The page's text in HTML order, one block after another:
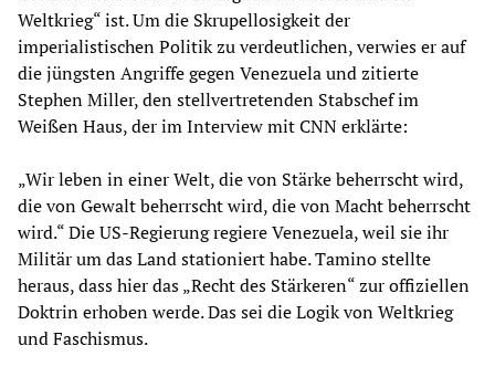
Weltkrieg“ ist. Um die Skrupellosigkeit der
imperialistischen Politik zu verdeutlichen, verwies er auf
die jüngsten Angriffe gegen Venezuela und zitierte
Stephen Miller, den stellvertretenden Stabschef im
Weißen Haus, der im Interview mit CNN erklärte:
„Wir leben in einer Welt, die von Stärke beherrscht wird,
die von Gewalt beherrscht wird, die von Macht beherrscht
wird.“ Die US-Regierung regiere Venezuela, weil sie ihr
Militär um das Land stationiert habe. Tamino stellte
heraus, dass hier das „Recht des Stärkeren“ zur offiziellen
Doktrin erhoben werde. Das sei die Logik von Weltkrieg
und Faschismus.